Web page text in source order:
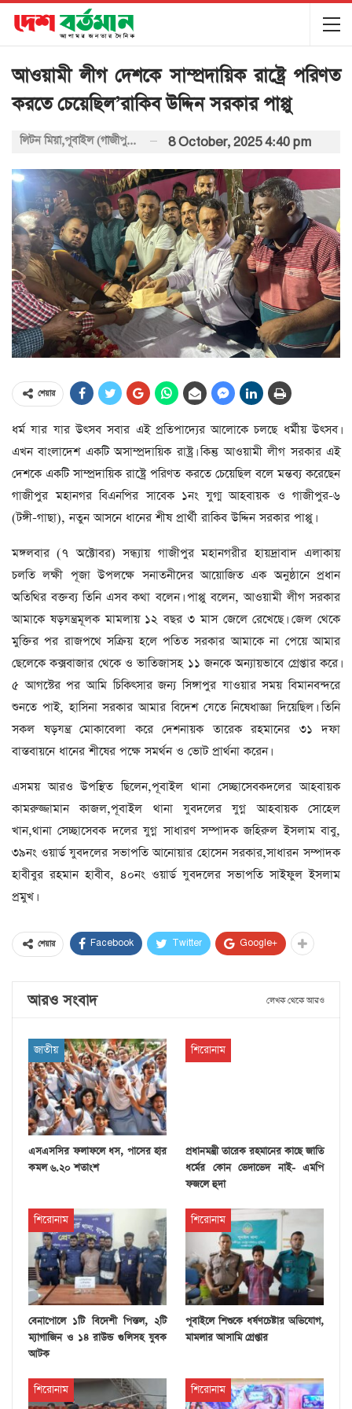
আওয়ামী লীগ দেশকে সাম্প্রদায়িক রাষ্ট্রে পরিণত
করতে চেয়েছিল’রাকিব উদ্দিন সরকার পাপ্পু
লিটন মিয়া,পূবাইল (গাজীপুর) প্রতিনিধি: 8 October, 2025 4:40 pm
শেয়ার
ধর্ম যার যার উৎসব সবার এই প্রতিপাদ্যের আলোকে চলছে ধর্মীয় উৎসব।
এখন বাংলাদেশ একটি অসাম্প্রদায়িক রাষ্ট্র। কিন্তু আওয়ামী লীগ সরকার এই
দেশকে একটি সাম্প্রদায়িক রাষ্ট্রে পরিণত করতে চেয়েছিল বলে মন্তব্য করেছেন
গাজীপুর মহানগর বিএনপির সাবেক ১নং যুগ্ম আহবায়ক ও গাজীপুর-৬
(টঙ্গী-গাছা), নতুন আসনে ধানের শীষ প্রার্থী রাকিব উদ্দিন সরকার পাপ্পু।
মঙ্গলবার (৭ অক্টোবর) সন্ধ্যায় গাজীপুর মহানগরীর হায়দ্রাবাদ এলাকায়
চলতি লক্ষী পূজা উপলক্ষে সনাতনীদের আয়োজিত এক অনুষ্ঠানে প্রধান
অতিথির বক্তব্য তিনি এসব কথা বলেন। পাপ্পু বলেন, আওয়ামী লীগ সরকার
আমাকে ষড়যন্ত্রমূলক মামলায় ১২ বছর ৩ মাস জেলে রেখেছে। জেল থেকে
মুক্তির পর রাজপথে সক্রিয় হলে পতিত সরকার আমাকে না পেয়ে আমার
ছেলেকে কক্সবাজার থেকে ও ভাতিজাসহ ১১ জনকে অন্যায়ভাবে গ্রেপ্তার করে।
৫ আগস্টের পর আমি চিকিৎসার জন্য সিঙ্গাপুর যাওয়ার সময় বিমানবন্দরে
শুনতে পাই, হাসিনা সরকার আমার বিদেশ যেতে নিষেধাজ্ঞা দিয়েছিল। তিনি
সকল ষড়যন্ত্র মোকাবেলা করে দেশনায়ক তারেক রহমানের ৩১ দফা
বাস্তবায়নে ধানের শীষের পক্ষে সমর্থন ও ভোট প্রার্থনা করেন।
এসময় আরও উপস্থিত ছিলেন,পূবাইল থানা সেচ্ছাসেবকদলের আহবায়ক
কামরুজ্জামান কাজল,পূবাইল থানা যুবদলের যুগ্ন আহবায়ক সোহেল
খান,থানা সেচ্ছাসেবক দলের যুগ্ন সাধারণ সম্পাদক জহিরুল ইসলাম বাবু,
৩৯নং ওয়ার্ড যুবদলের সভাপতি আনোয়ার হোসেন সরকার,সাধারন সম্পাদক
হাবীবুর রহমান হাবীব, ৪০নং ওয়ার্ড যুবদলের সভাপতি সাইফুল ইসলাম
প্রমুখ।
শেয়ার Facebook Twitter Google+
আরও সংবাদ লেখক থেকে আরও
জাতীয়
এসএসসির ফলাফলে ধস, পাসের হার
কমল ৬.২০ শতাংশ
শিরোনাম
প্রধানমন্ত্রী তারেক রহমানের কাছে জাতি
ধর্মের কোন ভেদাভেদ নাই- এমপি
ফজলে হুদা
শিরোনাম
বেনাপোলে ১টি বিদেশী পিস্তল, ২টি
ম্যাগাজিন ও ১৪ রাউন্ড গুলিসহ যুবক
আটক
শিরোনাম
পূবাইলে শিশুকে ধর্ষণচেষ্টার অভিযোগ,
মামলার আসামি গ্রেপ্তার
শিরোনাম শিরোনাম